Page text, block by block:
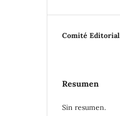
Comité Editorial
Resumen
Sin resumen.